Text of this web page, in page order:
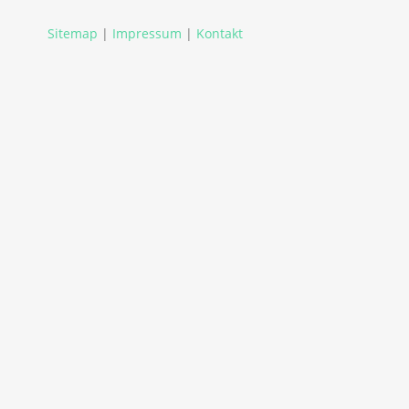
Sitemap | Impressum | Kontakt